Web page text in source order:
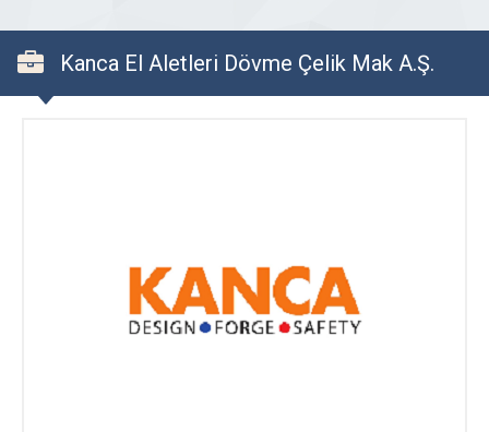
Kanca El Aletleri Dövme Çelik Mak A.Ş.